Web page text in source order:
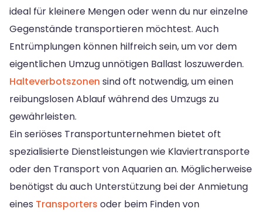
ideal für kleinere Mengen oder wenn du nur einzelne
Gegenstände transportieren möchtest. Auch
Entrümplungen können hilfreich sein, um vor dem
eigentlichen Umzug unnötigen Ballast loszuwerden.
Halteverbotszonen sind oft notwendig, um einen
reibungslosen Ablauf während des Umzugs zu
gewährleisten.
Ein seriöses Transportunternehmen bietet oft
spezialisierte Dienstleistungen wie Klaviertransporte
oder den Transport von Aquarien an. Möglicherweise
benötigst du auch Unterstützung bei der Anmietung
eines Transporters oder beim Finden von